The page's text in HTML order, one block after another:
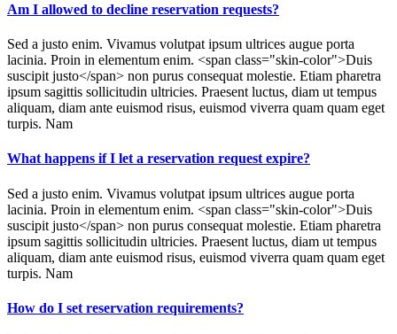
Am I allowed to decline reservation requests?
Sed a justo enim. Vivamus volutpat ipsum ultrices augue porta
lacinia. Proin in elementum enim. <span class="skin-color">Duis
suscipit justo</span> non purus consequat molestie. Etiam pharetra
ipsum sagittis sollicitudin ultricies. Praesent luctus, diam ut tempus
aliquam, diam ante euismod risus, euismod viverra quam quam eget
turpis. Nam
What happens if I let a reservation request expire?
Sed a justo enim. Vivamus volutpat ipsum ultrices augue porta
lacinia. Proin in elementum enim. <span class="skin-color">Duis
suscipit justo</span> non purus consequat molestie. Etiam pharetra
ipsum sagittis sollicitudin ultricies. Praesent luctus, diam ut tempus
aliquam, diam ante euismod risus, euismod viverra quam quam eget
turpis. Nam
How do I set reservation requirements?